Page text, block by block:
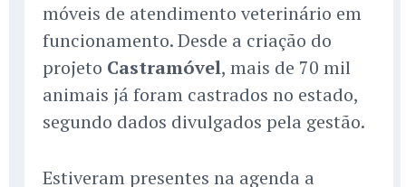
móveis de atendimento veterinário em
funcionamento. Desde a criação do
projeto Castramóvel, mais de 70 mil
animais já foram castrados no estado,
segundo dados divulgados pela gestão.
Estiveram presentes na agenda a